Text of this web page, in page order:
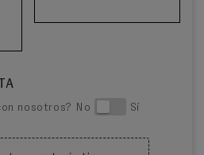
nosotros? No Sí